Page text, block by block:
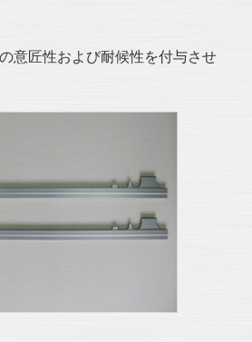
意匠性および耐候性を付与させ